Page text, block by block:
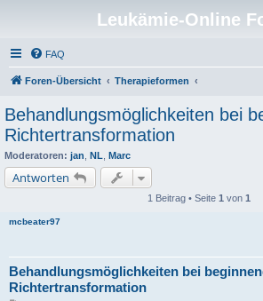
Leukämie-Online
FAQ
Foren-Übersicht Therapieformen
Behandlungsmöglichkeiten bei
Richtertransformation
Moderatoren: jan NL Marc
Antworten
1 Beitrag • Seite 1 von 1
mcbeater97
Behandlungsmöglichkeiten bei
Richtertransformation